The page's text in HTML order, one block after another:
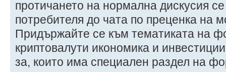
протичането на нормална дискусия
потребителя до чата по преценка на
Придържайте се към тематиката на
криптовалути икономика и
за, които има специален раздел на